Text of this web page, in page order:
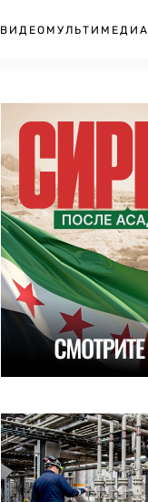
ВИДЕО МУЛЬТИМЕДИА